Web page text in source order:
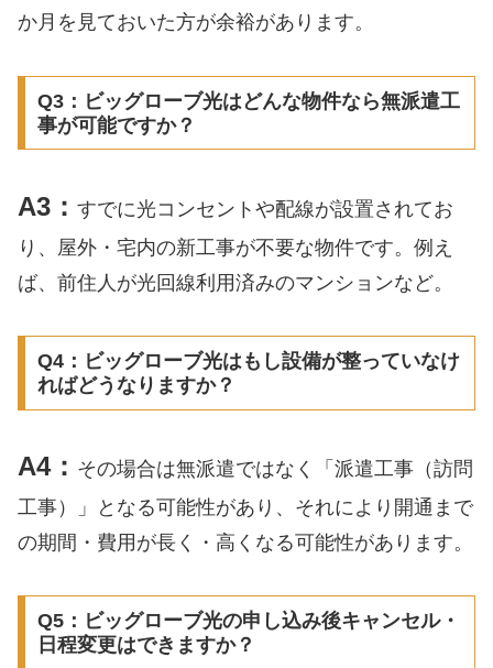
か月を見ておいた方が余裕があります。
Q3：ビッグローブ光はどんな物件なら無派遣工
事が可能ですか？
A3： すでに光コンセントや配線が設置されてお
り、屋外・宅内の新工事が不要な物件です。例え
ば、前住人が光回線利用済みのマンションなど。
Q4：ビッグローブ光はもし設備が整っていなけ
ればどうなりますか？
A4： その場合は無派遣ではなく「派遣工事（訪問
工事）」となる可能性があり、それにより開通まで
の期間・費用が長く・高くなる可能性があります。
Q5：ビッグローブ光の申し込み後キャンセル・
日程変更はできますか？